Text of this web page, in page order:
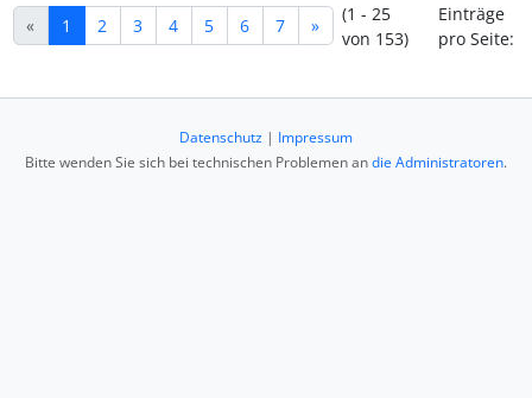
« 1 2 3 4 5 6 7 »
(1 - 25
von 153)
Einträge
pro Seite:
Datenschutz | Impressum
Bitte wenden Sie sich bei technischen Problemen andie Administratoren.